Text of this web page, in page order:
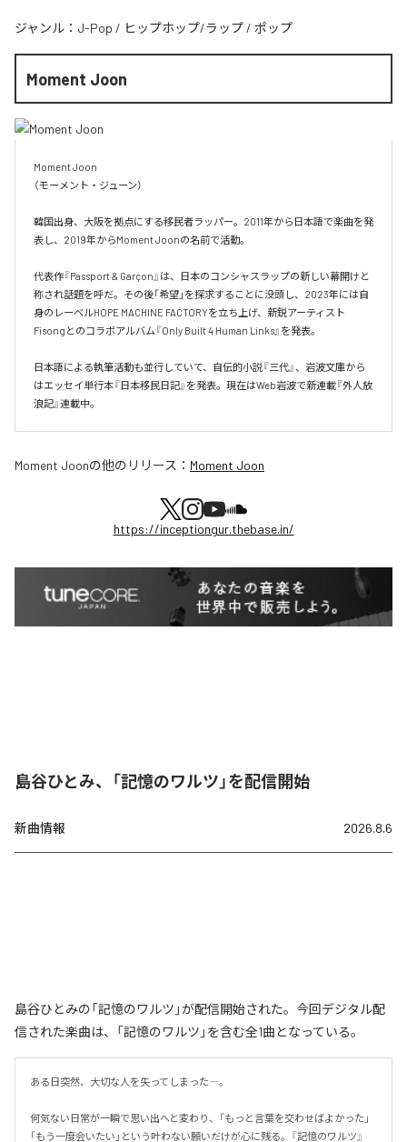
ジャンル： J-Pop / ヒップホップ/ラップ / ポップ
Moment Joon
Moment Joon
（モーメント・ジューン）
韓国出身、大阪を拠点にする移民者ラッパー。2011年から日本語で楽曲を発
表し、2019年からMoment Joonの名前で活動。
代表作『Passport & Garçon』は、日本のコンシャスラップの新しい幕開けと
称され話題を呼だ。その後「希望」を探求することに没頭し、2023年には自
身のレーベルHOPE MACHINE FACTORYを立ち上げ、新鋭アーティスト
Fisongとのコラボアルバム『Only Built 4 Human Links』を発表。
日本語による執筆活動も並行していて、自伝的小説『三代』、岩波文庫から
はエッセイ単行本『日本移民日記』を発表。現在はWeb岩波で新連載『外人放
浪記』連載中。
Moment Joonの他のリリース： Moment Joon
https://inceptiongur.thebase.in/
島谷ひとみ、「記憶のワルツ」を配信開始
新曲情報 2026.8.6
島谷ひとみの「記憶のワルツ」が配信開始された。今回デジタル配
信された楽曲は、「記憶のワルツ」を含む全1曲となっている。
ある日突然、大切な人を失ってしまった―。
何気ない日常が一瞬で思い出へと変わり、「もっと言葉を交わせばよかった」
「もう一度会いたい」という叶わない願いだけが心に残る。『記憶のワルツ』